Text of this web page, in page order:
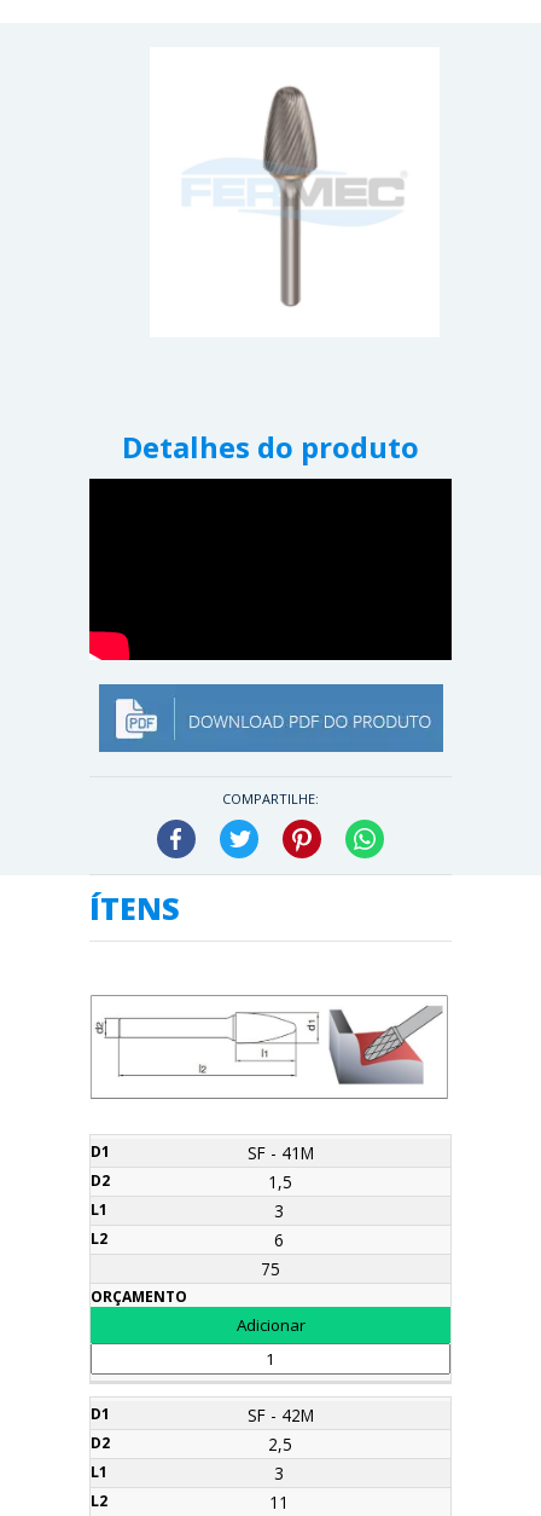
Detalhes do produto
COMPARTILHE:
Facebook Twitter Pinterest
ÍTENS
CÓDIGO OrçamentoSF - 41M
1,5
3
6
75
SF - 42M
2,5
3
11